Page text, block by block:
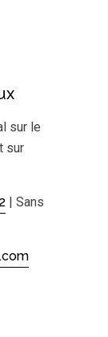
sur le
sur
| Sans